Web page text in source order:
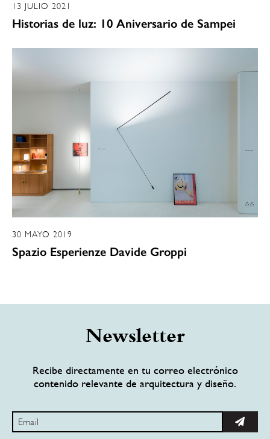
13 JULIO 2021
Historias de luz: 10 Aniversario de Sampei
30 MAYO 2019
Spazio Esperienze Davide Groppi
Newsletter
Recibe directamente en tu correo electrónico
contenido relevante de arquitectura y diseño.